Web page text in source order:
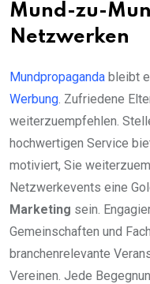
Mund-zu-
Netzwerken
Mundpropaganda bleibt
Werbung . Zufriedene
weiterzuempfehlen.
hochwertigen Service
motiviert, Sie
Netzwerkevents eine
Marketing sein.
Gemeinschaften und
branchenrelevante
Vereinen. Jede